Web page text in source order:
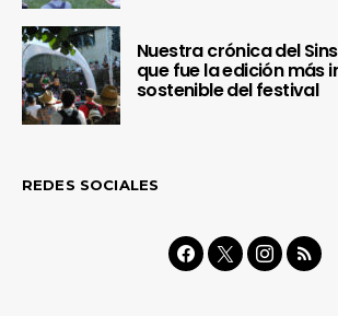
Nuestra crónica del
que fue la edición más
sostenible del festival
REDES SOCIALES